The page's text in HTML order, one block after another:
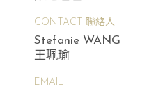
CONTACT 聯絡人
Stefanie WANG
王珮瑜
EMAIL